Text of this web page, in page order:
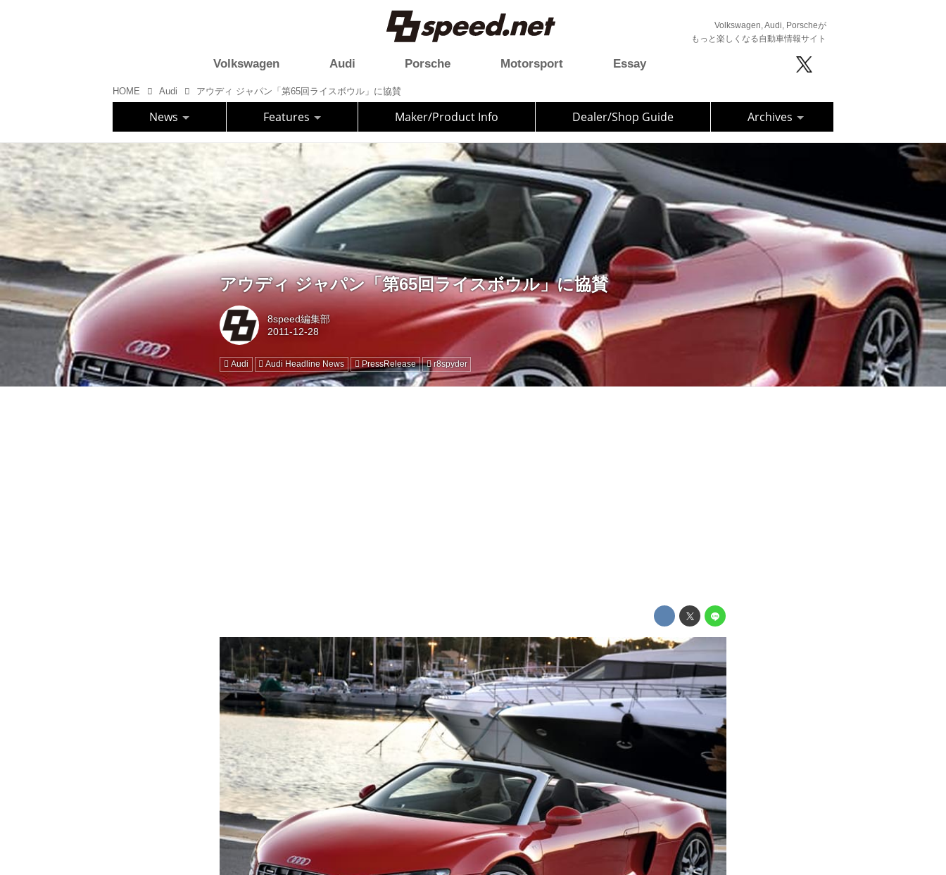
Volkswagen, Audi, Porscheが
もっと楽しくなる自動車情報サイト
Volkswagen Audi Porsche Motorsport Essay
HOME Audi アウディ ジャパン「第65回ライスボウル」に協賛
News Features Maker/Product Info Dealer/Shop Guide Archives
アウディ ジャパン「第65回ライスボウル」に協賛
8speed編集部
Audi Audi Headline News PressRelease r8spyder